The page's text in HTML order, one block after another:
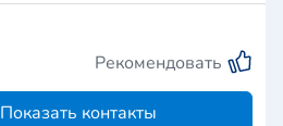
Рекомендовать
Показать контакты